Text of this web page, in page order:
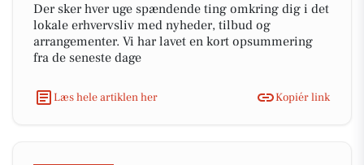
Der sker hver uge spændende ting omkring dig i det
lokale erhvervsliv med nyheder, tilbud og
arrangementer. Vi har lavet en kort opsummering
fra de seneste dage
Læs hele artiklen her Kopiér link